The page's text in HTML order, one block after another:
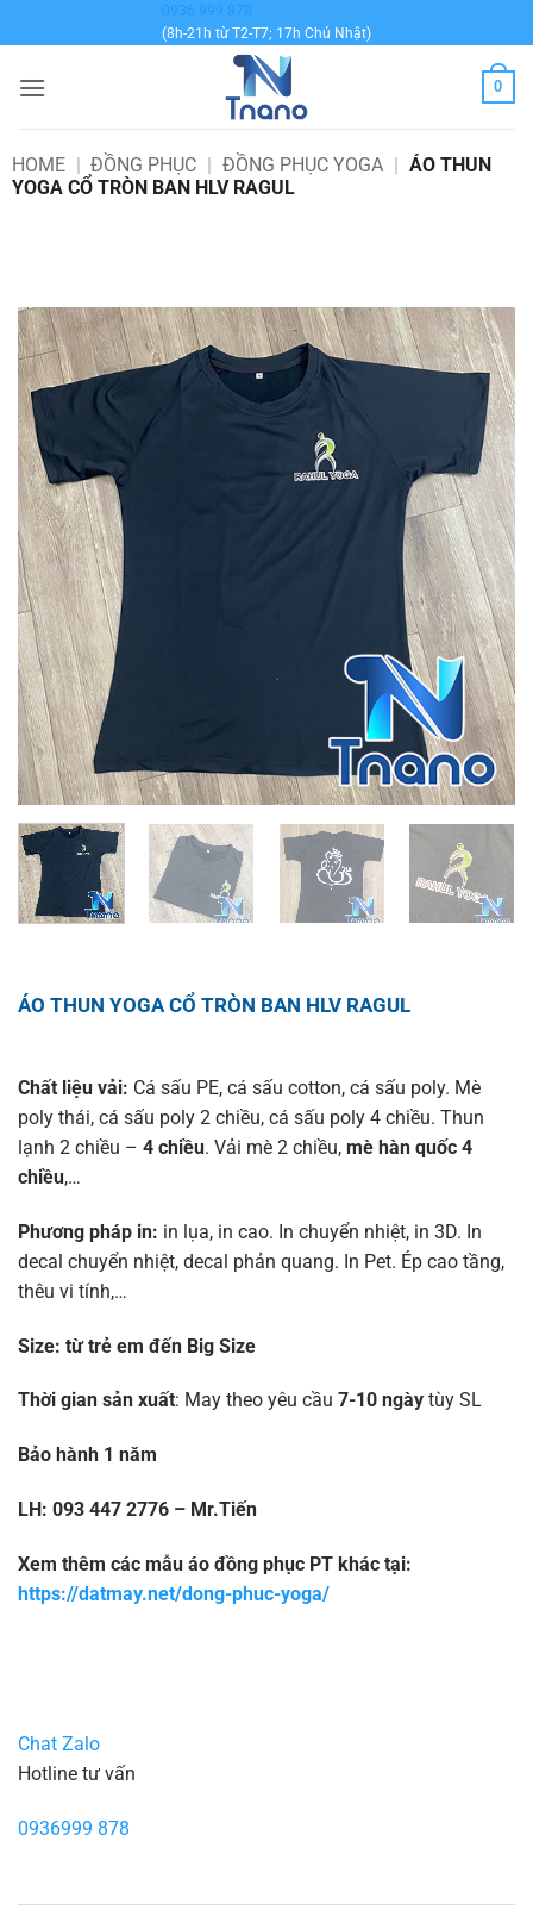
qua
dung
0936 999 878
(8h-21h từ T2-T7; 17h Chủ Nhật)
0
HOME | ĐỒNG PHỤC | ĐỒNG PHỤC YOGA | ÁO THUN
YOGA CỔ TRÒN BAN HLV RAGUL
ÁO THUN YOGA CỔ TRÒN BAN HLV RAGUL
Chất liệu vải: Cá sấu PE, cá sấu cotton, cá sấu poly. Mè
poly thái, cá sấu poly 2 chiều, cá sấu poly 4 chiều. Thun
lạnh 2 chiều – 4 chiều. Vải mè 2 chiều, mè hàn quốc 4
chiều,…
Phương pháp in: in lụa, in cao. In chuyển nhiệt, in 3D. In
decal chuyển nhiệt, decal phản quang. In Pet. Ép cao tầng,
thêu vi tính,…
Size: từ trẻ em đến Big Size
Thời gian sản xuất: May theo yêu cầu 7-10 ngàytùy SL
Bảo hành 1 năm
LH: 093 447 2776 – Mr.Tiến
Xem thêm các mẫu áo đồng phục PT khác tại:
https://datmay.net/dong-phuc-yoga/
Chat Zalo
Hotline tư vấn
0936999 878